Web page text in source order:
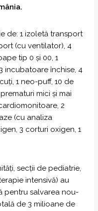
de: 1 izoletă transport
(cu ventilator), 4
tip 0 și 00, 1
incubatoare închise, 4
1 neo-puff, 10 de
mici și mai
2
(cu analiza
3 corturi oxigen, 1
secții de pediatrie,
intensivă) au
pentru salvarea nou-
de 3 milioane de